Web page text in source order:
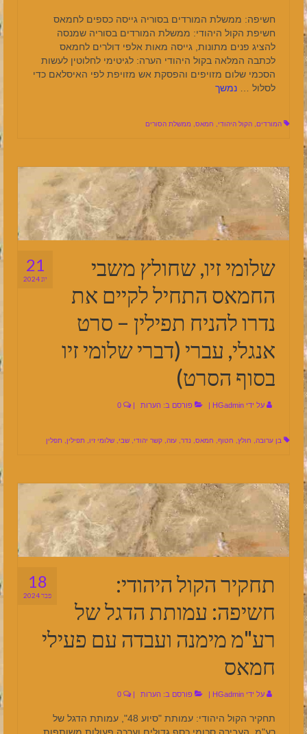
חשיפה: ממשלת המורדים בסוריה גייסה כספים לחמאס
חשיפת הקול היהודי: ממשלת המורדים בסוריה שמנסה
להציג פנים מתונות, גייסה מאות אלפי דולרים לחמאס
לכתבה המלאה בקול היהודי הערה: לגיטימי לחלוטין לעשות
הסכמי שלום מזויפים והפסקת אש מזויפת לפי האיסלאם כדי
לסלול … נמשך
המורדים הקול היהודי חמאס ממשלת הסורים
21
יונ 2024
שלומי זיו, שחולץ משבי
החמאס התחיל לקיים את
נדרו להניח תפילין – סרט
אנגלי, עברי (דברי שלומי זיו
בסוף הסרט)
על ידי HGadmin
| פורסם ב: הערות |
בן ערובה חולץ חטוף חמאס נדר עזה קשר יהודי שבי שלומי זיו תפילין תפלין
18
פבר 2024
תחקיר הקול היהודי:
חשיפה: עמותת הדגל של
רע"מ מימנה ועבדה עם פעילי
חמאס
על ידי HGadmin פורסם ב: הערות
תחקיר הקול היהודי: עמותת "סיוע 48", עמותת הדגל של